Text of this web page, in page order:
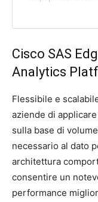
Cisco SAS
Analytics
Flessibile e
aziende di
sulla base di
necessario al dato
architettura
consentire un
performance